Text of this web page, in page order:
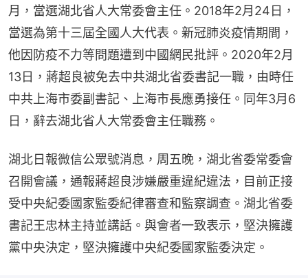
月，當選湖北省人大常委會主任。2018年2月24日，
當選為第十三屆全國人大代表。新冠肺炎疫情期間，
他因防疫不力等問題遭到中國網民批評。2020年2月
13日，蔣超良被免去中共湖北省委書記一職，由時任
中共上海市委副書記、上海市長應勇接任。同年3月6
日，辭去湖北省人大常委會主任職務。
湖北日報微信公眾號消息，周五晚，湖北省委常委會
召開會議，通報蔣超良涉嫌嚴重違紀違法，目前正接
受中央紀委國家監委紀律審查和監察調查。湖北省委
書記王忠林主持並講話。與會者一致表示，堅決擁護
黨中央決定，堅決擁護中央紀委國家監委決定。